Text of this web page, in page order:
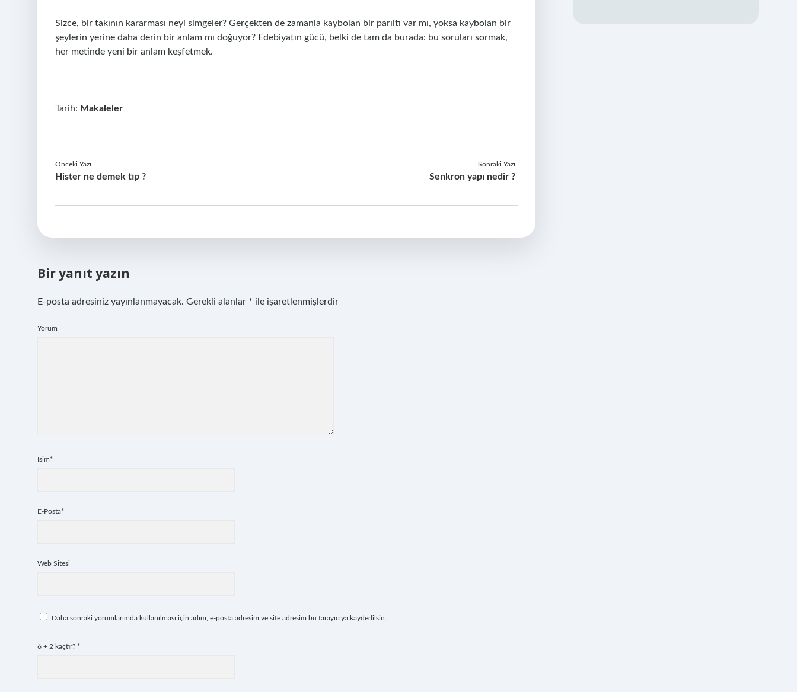
Sizce, bir takının kararması neyi simgeler? Gerçekten de zamanla kaybolan bir parıltı var mı, yoksa kaybolan bir
şeylerin yerine daha derin bir anlam mı doğuyor? Edebiyatın gücü, belki de tam da burada: bu soruları sormak,
her metinde yeni bir anlam keşfetmek.
Tarih: Makaleler
Önceki Yazı
Hister ne demek tıp ?
Sonraki Yazı
Senkron yapı nedir ?
Bir yanıt yazın
E-posta adresiniz yayınlanmayacak. Gerekli alanlar * ile işaretlenmişlerdir
Yorum
İsim*
E-Posta*
Web Sitesi
Daha sonraki yorumlarımda kullanılması için adım, e-posta adresim ve site adresim bu tarayıcıya kaydedilsin.
6 + 2 kaçtır? *